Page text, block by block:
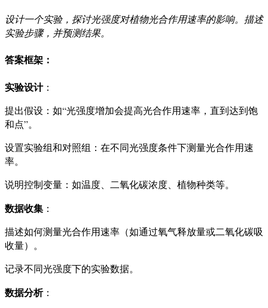
设计一个实验，探讨光强度对植物光合作用速率的影响。描述
实验步骤，并预测结果。
答案框架 ：
实验设计：
提出假设：如“光强度增加会提高光合作用速率，直到达到饱
和点”。
设置实验组和对照组：在不同光强度条件下测量光合作用速
率。
说明控制变量：如温度、二氧化碳浓度、植物种类等。
数据收集 ：
描述如何测量光合作用速率（如通过氧气释放量或二氧化碳吸
收量）。
记录不同光强度下的实验数据。
数据分析：